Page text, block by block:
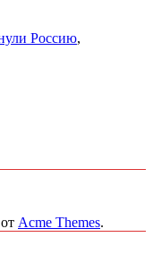
Россию,
Acme Themes.